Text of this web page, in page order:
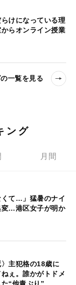
けになっている理
らオンライン授業
一覧を見る
ング
月間
くて…」猛暑のナイ
変…港区女子が明か
〉主犯格の18歳に
ぇ。誰かがトドメ